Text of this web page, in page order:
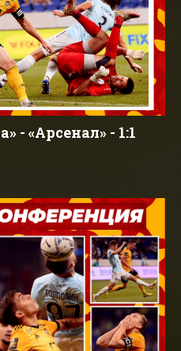
- «Арсенал» - 1:1